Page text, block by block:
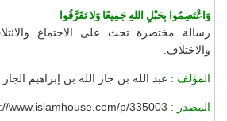
وَاعْتَصِمُوا بِحَبْلِ اللهِ جَمِيعًا وَلا تَفَرَّقُوا
رسالة مختصرة تحث على الاجتماع
والاختلاف.
المؤلف : عبد الله بن جار الله بن إبراهيم الجار
المصدر : www.islamhouse.com/p/335003